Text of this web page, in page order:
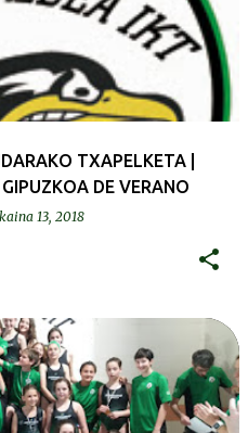
TXAPELKETA |
DE VERANO
13, 2018